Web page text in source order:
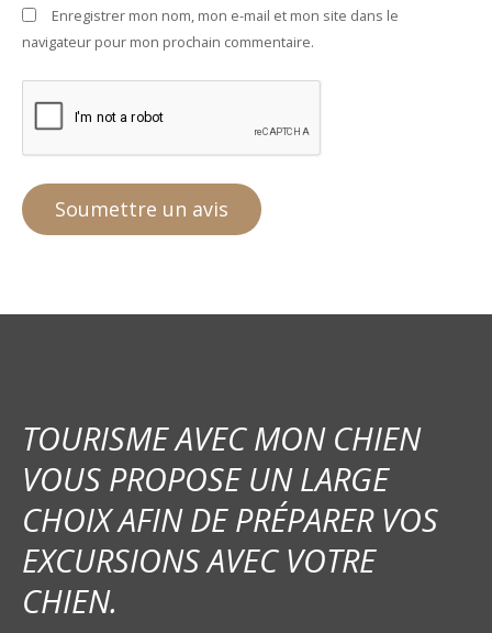
Enregistrer mon nom, mon e-mail et mon site dans le
navigateur pour mon prochain commentaire.
TOURISME AVEC MON CHIEN
VOUS PROPOSE UN LARGE
CHOIX AFIN DE PRÉPARER VOS
EXCURSIONS AVEC VOTRE
CHIEN.